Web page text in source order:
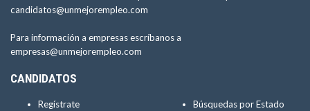
candidatos@unmejorempleo.com
Para información a empresas escríbanos a
empresas@unmejorempleo.com
CANDIDATOS
Regístrate Búsquedas por Estado